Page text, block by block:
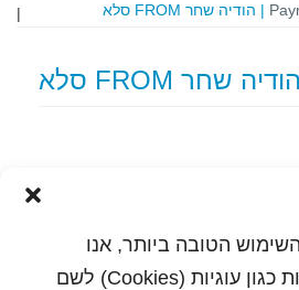
הטובה ביותר, אנו
משתמשים בטכנולוגיות כגון עוגיות (Cookies) לשם
|
שלח לחבר